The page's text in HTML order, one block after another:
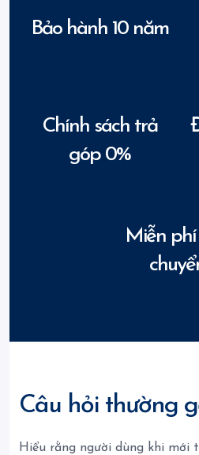
Bảo hành 10 năm
Chính sách trả
góp 0%
Miễn
Câu hỏi thường
Hiểu rằng người dùng khi mới